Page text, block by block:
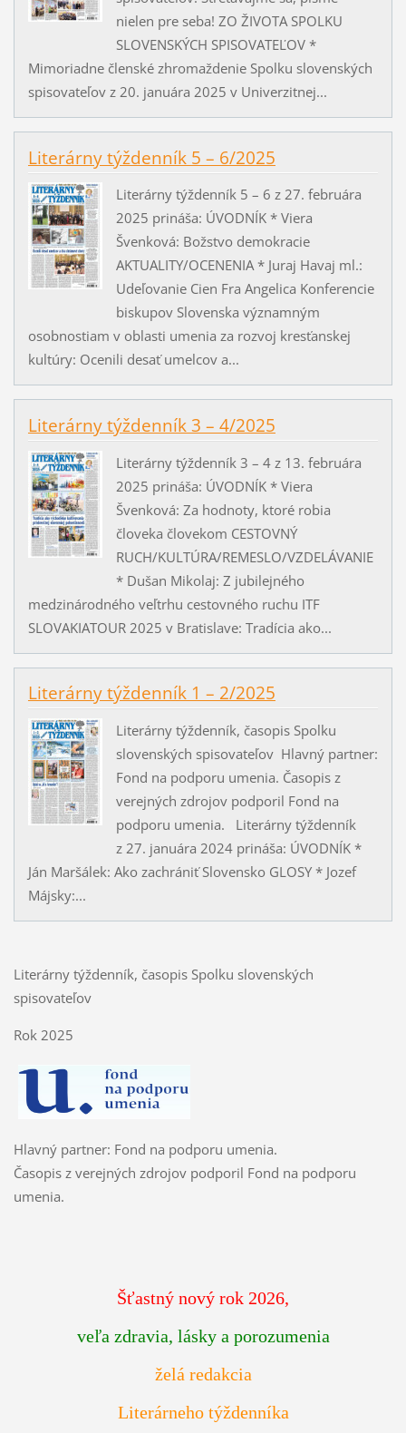
nielen pre seba! ZO ŽIVOTA SPOLKU
SLOVENSKÝCH SPISOVATEĽOV *
Mimoriadne členské zhromaždenie Spolku slovenských
spisovateľov z 20. januára 2025 v Univerzitnej...
Literárny týždenník 5 – 6/2025
Literárny týždenník 5 – 6 z 27. februára
2025 prináša: ÚVODNÍK * Viera
Švenková: Božstvo demokracie
AKTUALITY/OCENENIA * Juraj Havaj ml.:
Udeľovanie Cien Fra Angelica Konferencie
biskupov Slovenska významným
osobnostiam v oblasti umenia za rozvoj kresťanskej
kultúry: Ocenili desať umelcov a...
Literárny týždenník 3 – 4/2025
Literárny týždenník 3 – 4 z 13. februára
2025 prináša: ÚVODNÍK * Viera
Švenková: Za hodnoty, ktoré robia
človeka človekom CESTOVNÝ
RUCH/KULTÚRA/REMESLO/VZDELÁVANIE
* Dušan Mikolaj: Z jubilejného
medzinárodného veľtrhu cestovného ruchu ITF
SLOVAKIATOUR 2025 v Bratislave: Tradícia ako...
Literárny týždenník 1 – 2/2025
Literárny týždenník, časopis Spolku
slovenských spisovateľov Hlavný partner:
Fond na podporu umenia. Časopis z
verejných zdrojov podporil Fond na
podporu umenia. Literárny týždenník
z 27. januára 2024 prináša: ÚVODNÍK *
Ján Maršálek: Ako zachrániť Slovensko GLOSY * Jozef
Májsky:...
Literárny týždenník, časopis Spolku slovenských
spisovateľov
Rok 2025
Hlavný partner: Fond na podporu umenia.
Časopis z verejných zdrojov podporil Fond na podporu
umenia.
Šťastný nový rok 2026,
veľa zdravia, lásky a porozumenia
želá redakcia
Literárneho týždenníka